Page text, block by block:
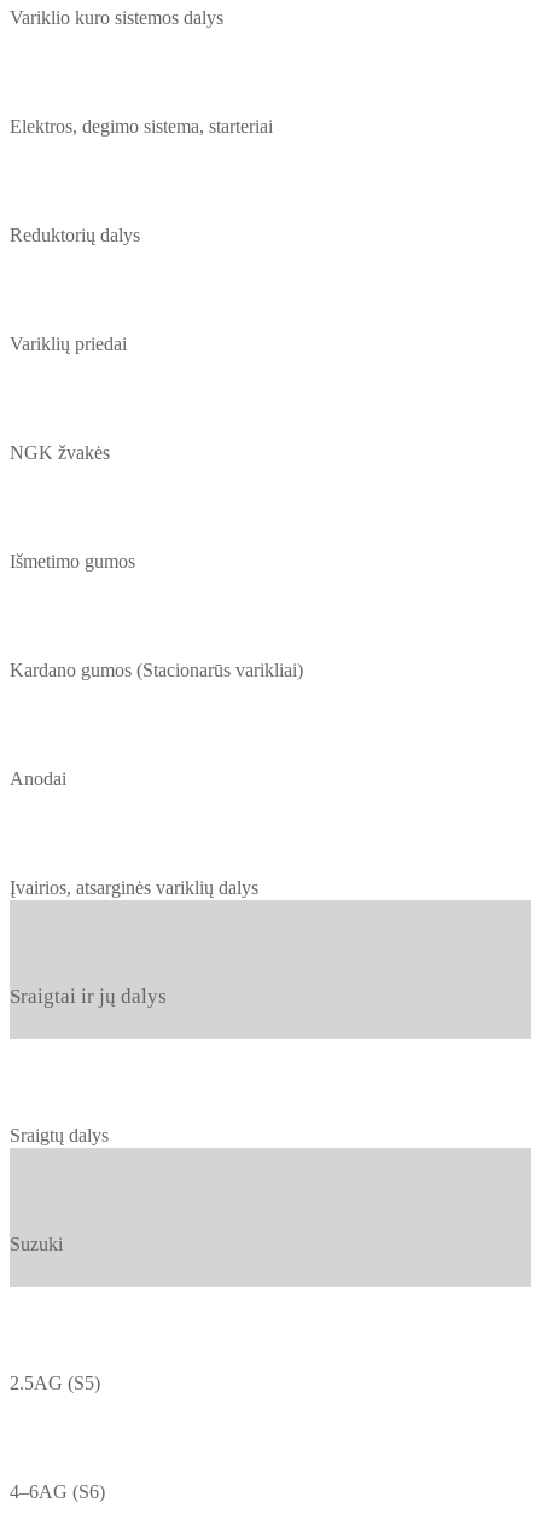
Variklio kuro sistemos dalys
Elektros, degimo sistema, starteriai
Reduktorių dalys
Variklių priedai
NGK žvakės
Išmetimo gumos
Kardano gumos (Stacionarūs varikliai)
Anodai
Įvairios, atsarginės variklių dalys
Sraigtai ir jų dalys
Sraigtų dalys
Suzuki
2.5AG (S5)
4–6AG (S6)